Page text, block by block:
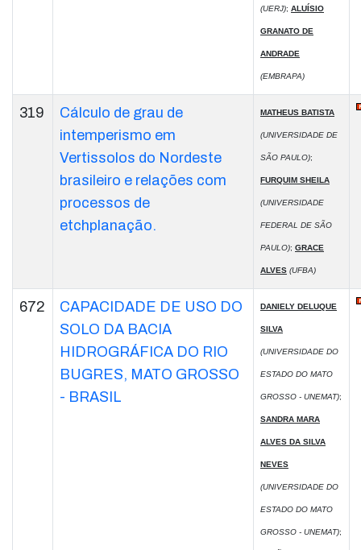
(UERJ); ALUÍSIO
GRANATO DE
ANDRADE
(EMBRAPA)
319
Cálculo de grau de
intemperismo em
Vertissolos do Nordeste
brasileiro e relações com
processos de
etchplanação.
MATHEUS BATISTA
(UNIVERSIDADE DE
SÃO PAULO);
FURQUIM SHEILA
(UNIVERSIDADE
FEDERAL DE SÃO
PAULO); GRACE
ALVES (UFBA)
672
CAPACIDADE DE USO DO
SOLO DA BACIA
HIDROGRÁFICA DO RIO
BUGRES, MATO GROSSO
- BRASIL
DANIELY DELUQUE
SILVA
(UNIVERSIDADE DO
ESTADO DO MATO
GROSSO - UNEMAT);
SANDRA MARA
ALVES DA SILVA
NEVES
(UNIVERSIDADE DO
ESTADO DO MATO
GROSSO - UNEMAT);